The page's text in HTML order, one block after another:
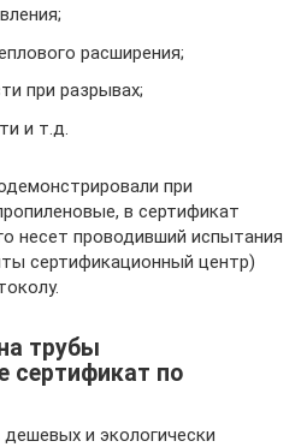
расширения;
при разрывах;
и т.д.
при
в сертификат
несет проводивший испытания
сертификационный центр)
трубы
сертификат по
и экологически